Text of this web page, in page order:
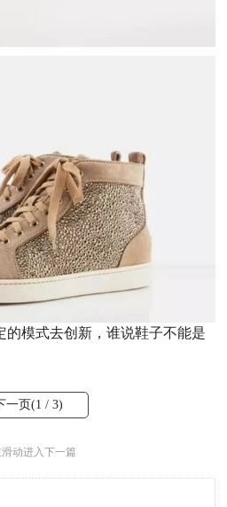
的模式去创新，谁说鞋子不能是
一页(1 / 3)
动进入下一篇